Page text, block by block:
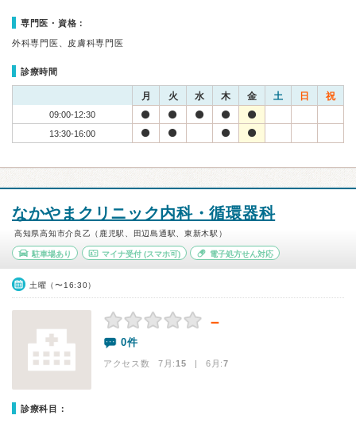
専門医・資格：
外科専門医、皮膚科専門医
診療時間
月 火 水 木 金 土 日 祝
09:00-12:30
13:30-16:00
なかやまクリニック内科・循環器科
高知県高知市介良乙（鹿児駅、田辺島通駅、東新木駅）
駐車場あり マイナ受付(スマホ可) 電子処方せん対応
土曜（〜16:30）
－
0件
アクセス数 7月:15 | 6月:7
診療科目：